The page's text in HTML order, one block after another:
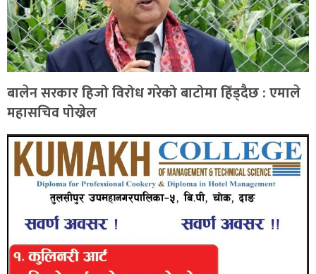
बालेन सरकार हिजो विरोध गरेको बाटोमा हिँड्दैछ : एमाले
महासचिव पोख्रेल